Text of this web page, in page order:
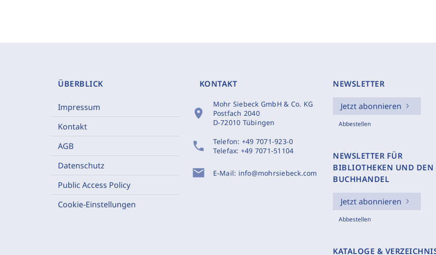
ÜBERBLICK
Impressum
Kontakt
AGB
Datenschutz
Public Access Policy
Cookie-Einstellungen
KONTAKT
location_on
Mohr Siebeck GmbH & Co. KG
Postfach 2040
D-72010 Tübingen
phone Telefon: +49 7071-923-0
Telefax: +49 7071-51104
mail E-Mail: info@mohrsiebeck.com
NEWSLETTER
Jetzt abonnieren
Abbestellen
NEWSLETTER FÜR
BIBLIOTHEKEN UND DEN
BUCHHANDEL
Jetzt abonnieren
Abbestellen
KATALOGE &